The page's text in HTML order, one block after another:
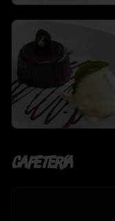
Cafetería